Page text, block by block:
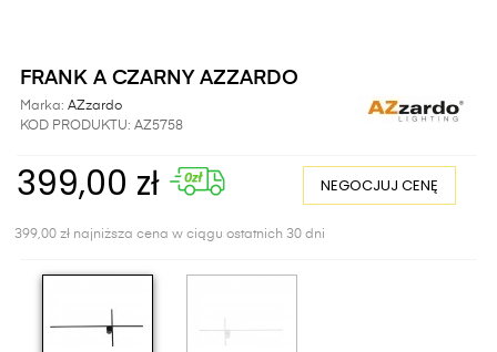
FRANK A CZARNY AZZARDO
Marka: AZzardo
KOD PRODUKTU: AZ5758
399,00 zł NEGOCJUJ CENĘ
399,00 zł najniższa cena w ciągu ostatnich 30 dni